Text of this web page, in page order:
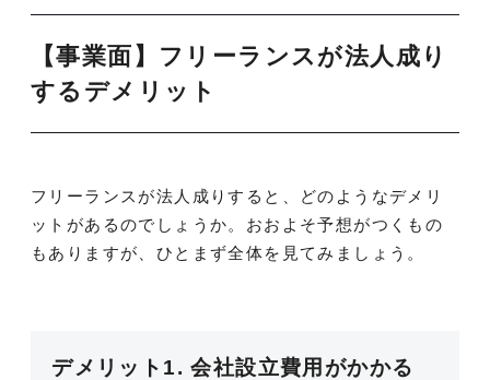
【事業面】フリーランスが法人成り
するデメリット
フリーランスが法人成りすると、どのようなデメリ
ットがあるのでしょうか。おおよそ予想がつくもの
もありますが、ひとまず全体を見てみましょう。
デメリット1. 会社設立費用がかかる